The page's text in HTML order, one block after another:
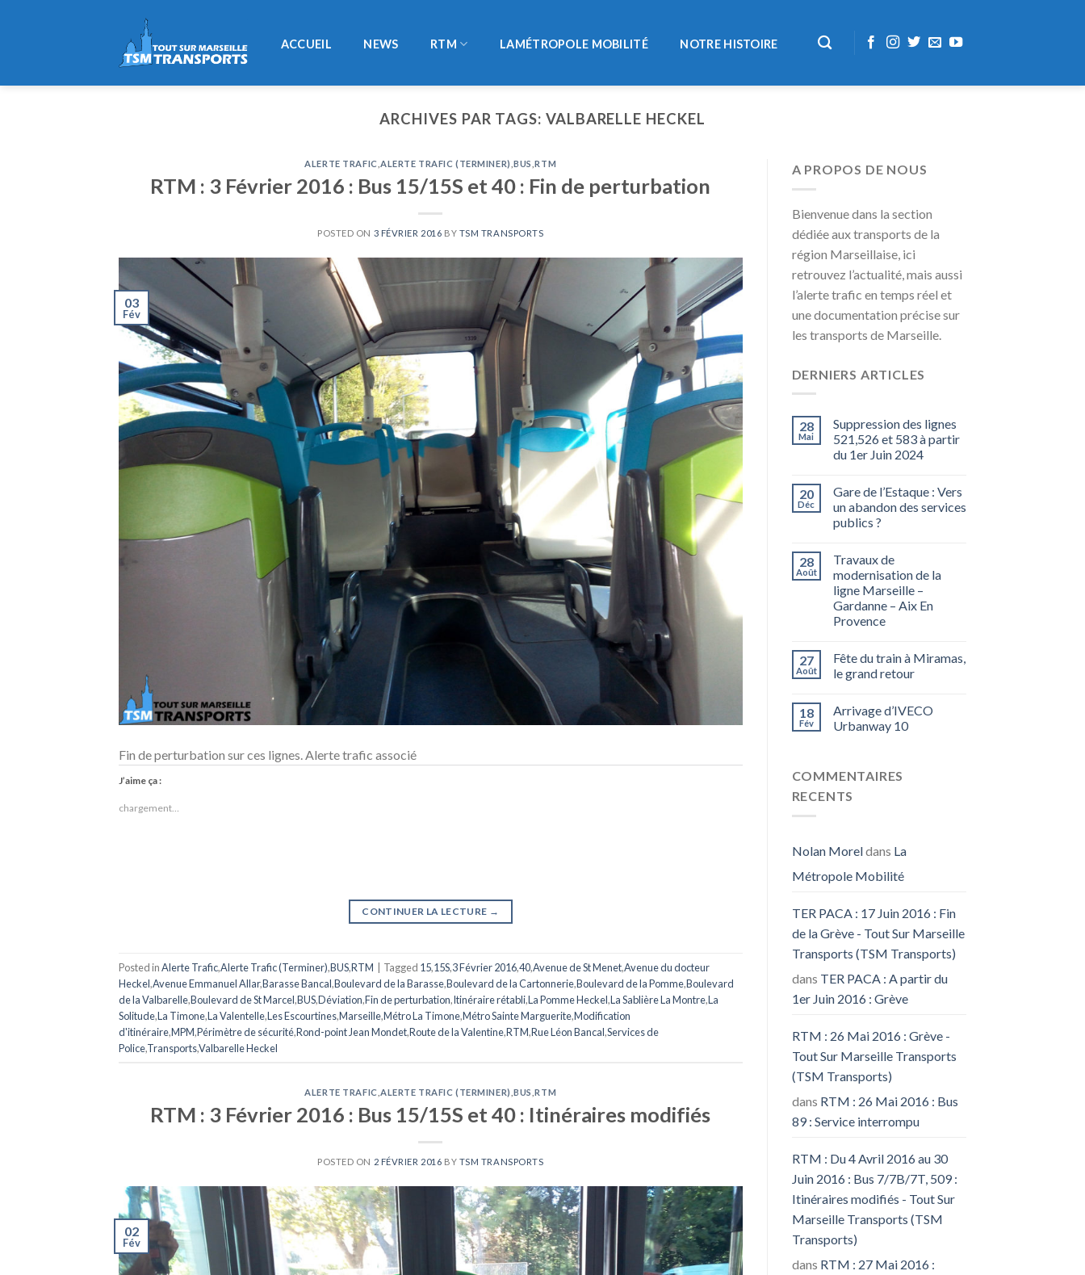
ACCUEIL NEWS RTM LAMÉTROPOLE MOBILITÉ NOTRE HISTOIRE
ARCHIVES PAR TAGS: VALBARELLE HECKEL
ALERTE TRAFIC ,ALERTE TRAFIC (TERMINER) ,BUS ,RTM
RTM : 3 Février 2016 : Bus 15/15S et 40 : Fin de perturbation
POSTED ON 3 FÉVRIER 2016 BY TSM TRANSPORTS
03
Fév
Fin de perturbation sur ces lignes. Alerte trafic associé
J’aime ça :
chargement…
CONTINUER LA LECTURE →
Posted inAlerte Trafic,Alerte Trafic (Terminer),BUS,RTM | Tagged 15,15S,3 Février 2016,40,Avenue de St Menet,Avenue du docteur
Heckel,Avenue Emmanuel Allar,Barasse Bancal,Boulevard de la Barasse,Boulevard de la Cartonnerie,Boulevard de la Pomme,Boulevard
de la Valbarelle,Boulevard de St Marcel,BUS,Déviation,Fin de perturbation,Itinéraire rétabli,La Pomme Heckel,La Sablière La Montre,La
Solitude,La Timone,La Valentelle,Les Escourtines,Marseille,Métro La Timone,Métro Sainte Marguerite,Modification
d'itinéraire,MPM,Périmètre de sécurité,Rond-point Jean Mondet,Route de la Valentine,RTM,Rue Léon Bancal,Services de
Police,Transports,Valbarelle Heckel
ALERTE TRAFIC ,ALERTE TRAFIC (TERMINER) ,BUS ,RTM
RTM : 3 Février 2016 : Bus 15/15S et 40 : Itinéraires modifiés
POSTED ON 2 FÉVRIER 2016 BY TSM TRANSPORTS
02
Fév
A PROPOS DE NOUS
Bienvenue dans la section
dédiée aux transports de la
région Marseillaise, ici
retrouvez l’actualité, mais aussi
l’alerte trafic en temps réel et
une documentation précise sur
les transports de Marseille.
DERNIERS ARTICLES
28
Mai
Suppression des lignes
521,526 et 583 à partir
du 1er Juin 2024
20
Déc
Gare de l’Estaque : Vers
un abandon des services
publics ?
28
Août
Travaux de
modernisation de la
ligne Marseille –
Gardanne – Aix En
Provence
27
Août
Fête du train à Miramas,
le grand retour
18
Fév
Arrivage d’IVECO
Urbanway 10
COMMENTAIRES
RECENTS
Nolan Moreldans La
Métropole Mobilité
TER PACA : 17 Juin 2016 : Fin
de la Grève - Tout Sur Marseille
Transports (TSM Transports)
dans TER PACA : A partir du
1er Juin 2016 : Grève
RTM : 26 Mai 2016 : Grève -
Tout Sur Marseille Transports
(TSM Transports)
dans RTM : 26 Mai 2016 : Bus
89 : Service interrompu
RTM : Du 4 Avril 2016 au 30
Juin 2016 : Bus 7/7B/7T, 509 :
Itinéraires modifiés - Tout Sur
Marseille Transports (TSM
Transports)
dans RTM : 27 Mai 2016 :